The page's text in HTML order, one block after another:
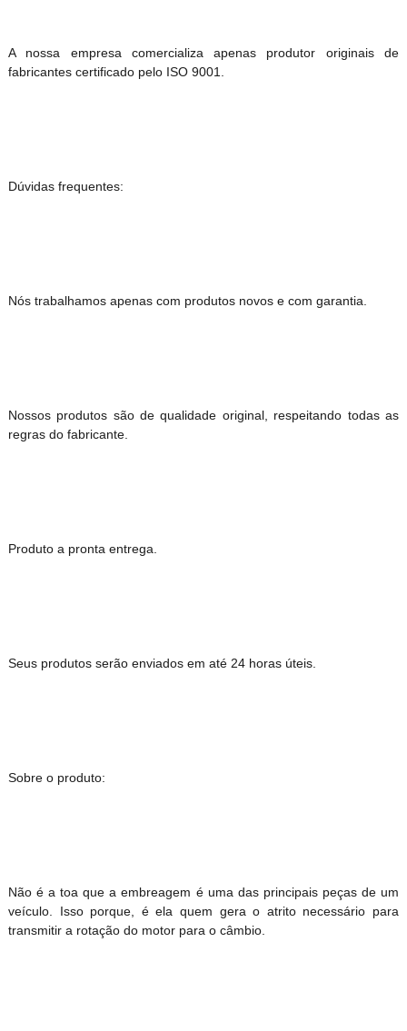
A nossa empresa comercializa apenas produtor originais de
fabricantes certificado pelo ISO 9001.
Dúvidas frequentes:
Nós trabalhamos apenas com produtos novos e com garantia.
Nossos produtos são de qualidade original, respeitando todas as
regras do fabricante.
Produto a pronta entrega.
Seus produtos serão enviados em até 24 horas úteis.
Sobre o produto:
Não é a toa que a embreagem é uma das principais peças de um
veículo. Isso porque, é ela quem gera o atrito necessário para
transmitir a rotação do motor para o câmbio.